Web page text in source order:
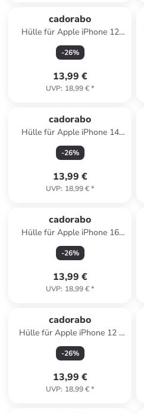
cadorabo
Hülle für Apple iPhone 12
PRO MAX Glitzer Schutzhülle
in Schwarz
-26%
13,99 €
UVP: 18,99 €*
cadorabo
Hülle für Apple iPhone 14
PRO Glitzer Schutzhülle in
Lila
-26%
13,99 €
UVP: 18,99 €*
cadorabo
Hülle für Apple iPhone 16
PRO MAX Glitzer Schutzhülle
in Schwarz
-26%
13,99 €
UVP: 18,99 €*
cadorabo
Hülle für Apple iPhone 12 /
12 PRO Glitzer Schutzhülle in
Lila
-26%
13,99 €
UVP: 18,99 €*